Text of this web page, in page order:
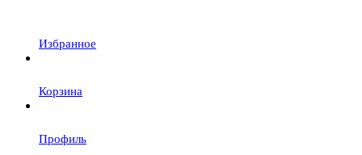
Избранное
Корзина
Профиль